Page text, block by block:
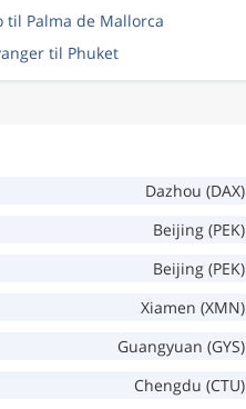
til Palma de Mallorca
til Phuket
Dazhou (DAX)
Beijing (PEK)
Beijing (PEK)
Xiamen (XMN)
Guangyuan (GYS)
Chengdu (CTU)